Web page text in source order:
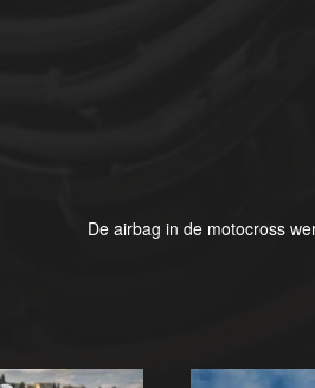
De airbag in de motocross